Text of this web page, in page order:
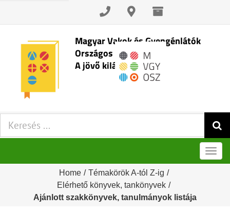
Skip
content
Magyar Vakok és Gyengénlátók
Országos Szövetsége
A jövő kilátásai
Keresés:
Home / Témakörök A-tól Z-ig /
Elérhető könyvek, tankönyvek /
Ajánlott szakkönyvek, tanulmányok listája